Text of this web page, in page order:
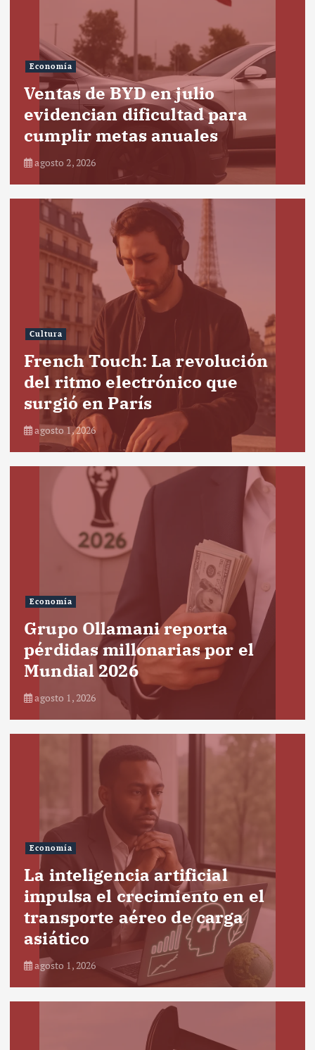
Economía
Ventas de BYD en julio
evidencian dificultad para
cumplir metas anuales
agosto 2, 2026
Cultura
French Touch: La revolución
del ritmo electrónico que
surgió en París
agosto 1, 2026
Economía
Grupo Ollamani reporta
pérdidas millonarias por el
Mundial 2026
agosto 1, 2026
Economía
La inteligencia artificial
impulsa el crecimiento en el
transporte aéreo de carga
asiático
agosto 1, 2026